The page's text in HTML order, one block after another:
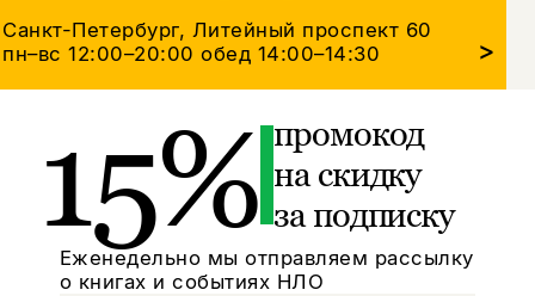
Санкт-Петербург, Литейный проспект 60
пн–вс 12:00–20:00обед 14:00–14:30 >
15% промокод
на скидку
за подписку
Еженедельно мы отправляем рассылку
о книгах и событиях НЛО